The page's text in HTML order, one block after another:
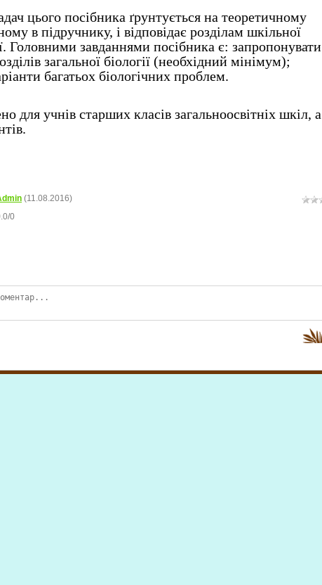
цього посібника ґрунтується на теоретичному
в підручнику, і відповідає розділам шкільної
Головними завданнями посібника є: запропонувати
загальної біології (необхідний мінімум);
багатьох біологічних проблем.
для учнів старших класів загальноосвітніх шкіл, а
(11.08.2016)
/0